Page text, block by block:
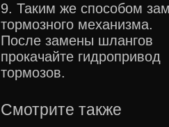
9. Таким же способом
тормозного механизма.
После замены шлангов
прокачайте гидропривод
тормозов.
Смотрите также